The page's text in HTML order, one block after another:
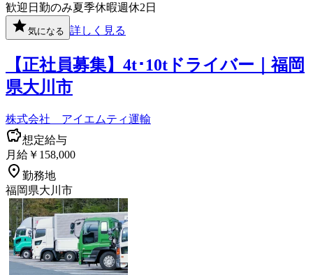
歓迎 日勤のみ夏季休暇週休2日
気になる 詳しく見る
【正社員募集】4t･10tドライバー｜福岡
県大川市
株式会社 アイエムティ運輸
想定給与
月給￥158,000
勤務地
福岡県大川市